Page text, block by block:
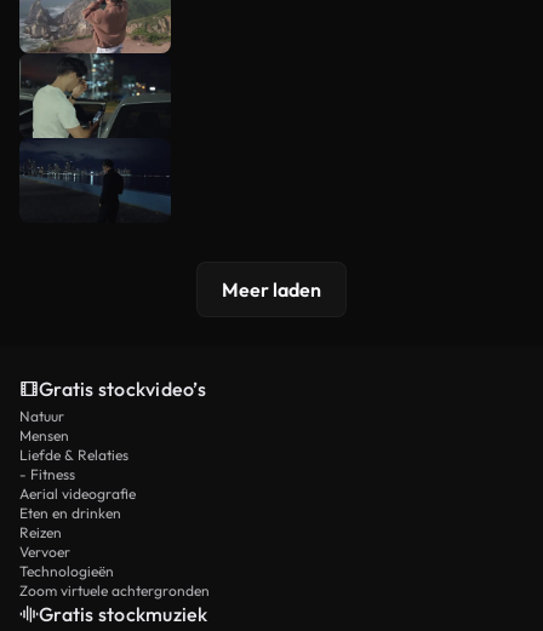
Meer laden
Gratis stockvideo’s
Natuur
Mensen
Liefde & Relaties
- Fitness
Aerial videografie
Eten en drinken
Reizen
Vervoer
Technologieën
Zoom virtuele achtergronden
Gratis stockmuziek